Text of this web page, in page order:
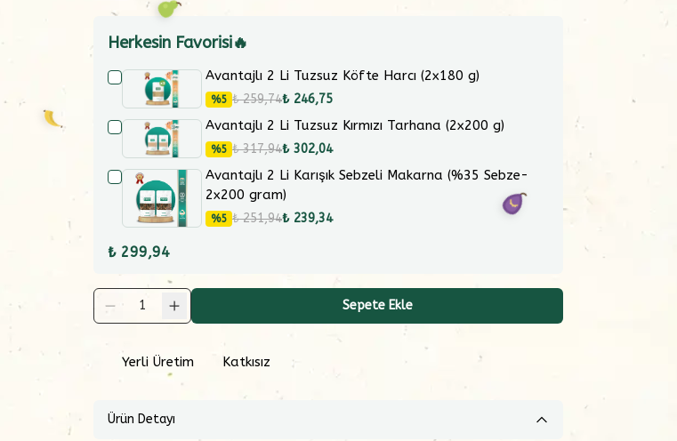
Herkesin Favorisi🔥
Avantajlı 2 Li Tuzsuz Köfte Harcı (2x180 g)
%5 ₺ 259,74₺ 246,75
Avantajlı 2 Li Tuzsuz Kırmızı Tarhana (2x200 g)
%5 ₺ 317,94₺ 302,04
Avantajlı 2 Li Karışık Sebzeli Makarna (%35 Sebze-
2x200 gram)
%5 ₺ 251,94₺ 239,34
₺ 299,94
1 Sepete Ekle
Yerli Üretim Katkısız
Ürün Detayı